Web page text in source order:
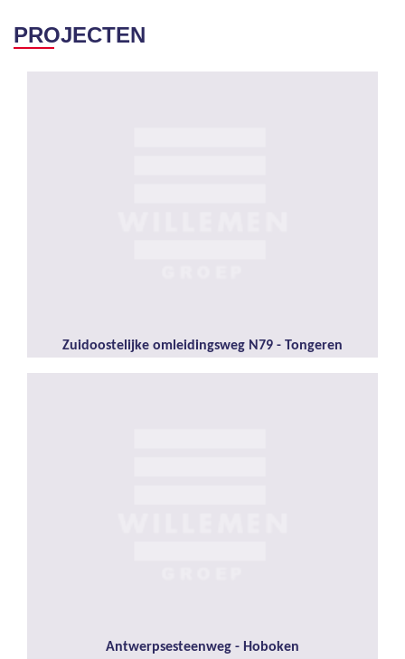
PROJECTEN
Zuidoostelijke omleidingsweg N79 - Tongeren
Antwerpsesteenweg - Hoboken